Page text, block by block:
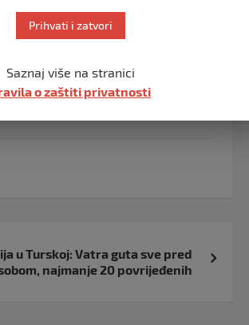
dogovor o vraćanju
u Turskoj: Vatra guta sve pred
najmanje 20 povrijeđenih
Prihvati i zatvori
Saznaj više na stranici
o zaštiti privatnosti